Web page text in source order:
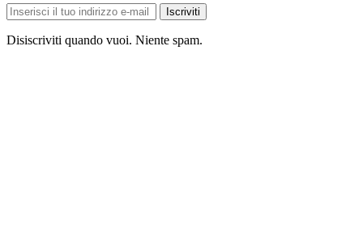
Indirizzo
e-
mail
Iscriviti
Disiscriviti quando vuoi. Niente spam.